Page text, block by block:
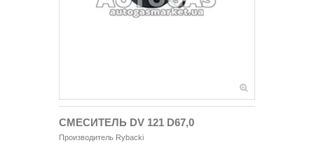
СМЕСИТЕЛЬ DV 121 D67,0
Производитель Rybacki